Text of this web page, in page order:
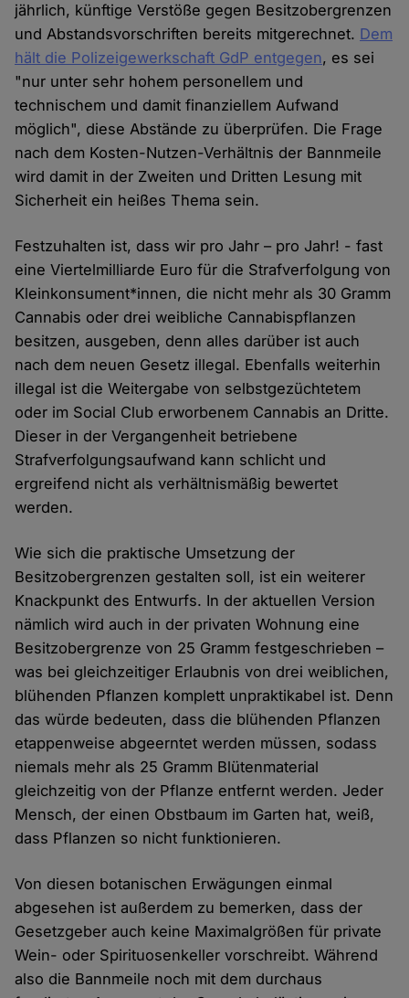
jährlich, künftige Verstöße gegen Besitzobergrenzen
und Abstandsvorschriften bereits mitgerechnet. Dem
hält die Polizeigewerkschaft GdP entgegen, es sei
"nur unter sehr hohem personellem und
technischem und damit finanziellem Aufwand
möglich", diese Abstände zu überprüfen. Die Frage
nach dem Kosten-Nutzen-Verhältnis der Bannmeile
wird damit in der Zweiten und Dritten Lesung mit
Sicherheit ein heißes Thema sein.
Festzuhalten ist, dass wir pro Jahr – pro Jahr! - fast
eine Viertelmilliarde Euro für die Strafverfolgung von
Kleinkonsument*innen, die nicht mehr als 30 Gramm
Cannabis oder drei weibliche Cannabispflanzen
besitzen, ausgeben, denn alles darüber ist auch
nach dem neuen Gesetz illegal. Ebenfalls weiterhin
illegal ist die Weitergabe von selbstgezüchtetem
oder im Social Club erworbenem Cannabis an Dritte.
Dieser in der Vergangenheit betriebene
Strafverfolgungsaufwand kann schlicht und
ergreifend nicht als verhältnismäßig bewertet
werden.
Wie sich die praktische Umsetzung der
Besitzobergrenzen gestalten soll, ist ein weiterer
Knackpunkt des Entwurfs. In der aktuellen Version
nämlich wird auch in der privaten Wohnung eine
Besitzobergrenze von 25 Gramm festgeschrieben –
was bei gleichzeitiger Erlaubnis von drei weiblichen,
blühenden Pflanzen komplett unpraktikabel ist. Denn
das würde bedeuten, dass die blühenden Pflanzen
etappenweise abgeerntet werden müssen, sodass
niemals mehr als 25 Gramm Blütenmaterial
gleichzeitig von der Pflanze entfernt werden. Jeder
Mensch, der einen Obstbaum im Garten hat, weiß,
dass Pflanzen so nicht funktionieren.
Von diesen botanischen Erwägungen einmal
abgesehen ist außerdem zu bemerken, dass der
Gesetzgeber auch keine Maximalgrößen für private
Wein- oder Spirituosenkeller vorschreibt. Während
also die Bannmeile noch mit dem durchaus